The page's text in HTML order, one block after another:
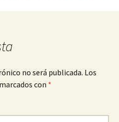
no será publicada. Los
con *